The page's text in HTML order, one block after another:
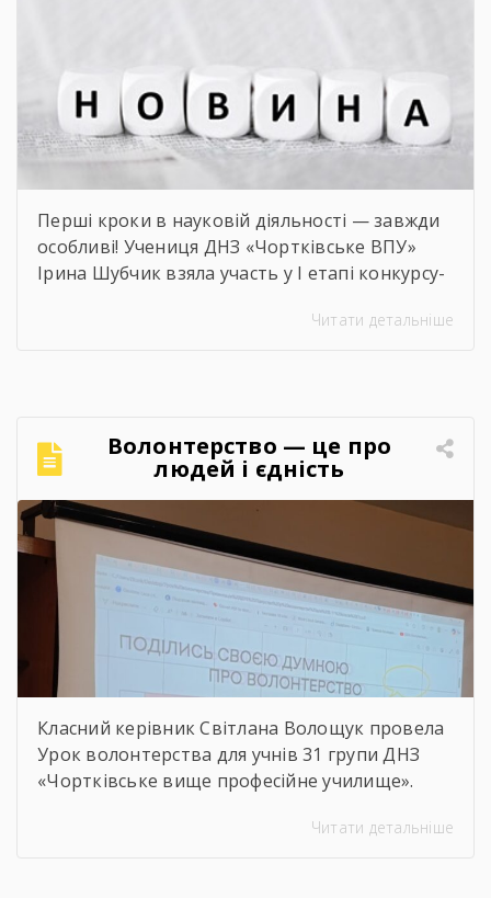
Перші кроки в науковій діяльності — завжди
особливі! Учениця ДНЗ «Чортківське ВПУ»
Ірина Шубчик взяла участь у І етапі конкурсу-
«Сучасний стан та перспективи розвитку
аналізом та прагненням осмислити сучасні
виклики й перспективи розвитку аграрної
сфери Чортківського […]
Читати детальніше
Волонтерство — це про
людей і єдність
Класний керівник Світлана Волощук провела
Урок волонтерства для учнів 31 групи ДНЗ
«Чортківське вище професійне училище».
урок відбувся онлайн, у живому спілкуванні, з
Читати детальніше